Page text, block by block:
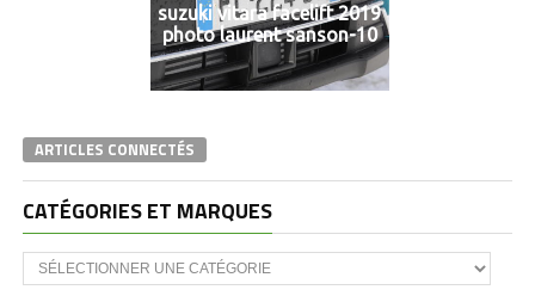
suzuki vitara facelift 2019
photo laurent sanson-10
ARTICLES CONNECTÉS
CATÉGORIES ET MARQUES
Catégories
et